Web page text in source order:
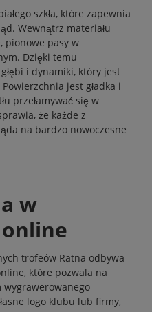
szkła, które zapewnia
Wewnątrz materiału
pionowe pasy w
Dzięki temu
i dynamiki, który jest
jest gładka i
przełamywać się w
że każde z
na bardzo nowoczesne
w
trofeów Ratna odbywa
które pozwala na
wygrawerowanego
logo klubu lub firmy,